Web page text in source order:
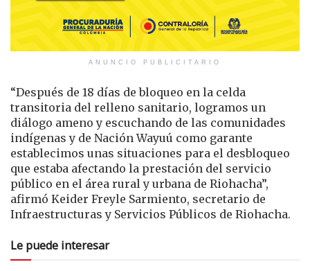
ANUNCIO PUBLICITARIO
“Después de 18 días de bloqueo en la celda
transitoria del relleno sanitario, logramos un
diálogo ameno y escuchando de las comunidades
indígenas y de Nación Wayuú como garante
establecimos unas situaciones para el desbloqueo
que estaba afectando la prestación del servicio
público en el área rural y urbana de Riohacha”,
afirmó Keider Freyle Sarmiento, secretario de
Infraestructuras y Servicios Públicos de Riohacha.
Le puede interesar